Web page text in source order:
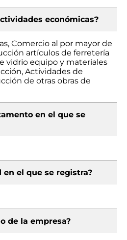
económicas?
Comercio al por mayor de
artículos de ferretería
vidrio equipo y materiales
Actividades de
de otras obras de
en el que se
en el que se registra?
de la empresa?